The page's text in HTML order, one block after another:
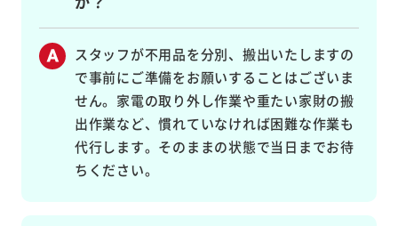
スタッフが不用品を分別、搬出いたしますの
で事前にご準備をお願いすることはございま
せん。家電の取り外し作業や重たい家財の搬
出作業など、慣れていなければ困難な作業も
代行します。そのままの状態で当日までお待
ちください。